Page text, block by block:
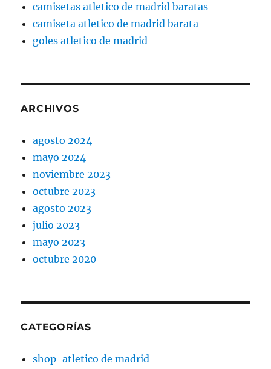
camisetas atletico de madrid baratas
camiseta atletico de madrid barata
goles atletico de madrid
ARCHIVOS
agosto 2024
mayo 2024
noviembre 2023
octubre 2023
agosto 2023
julio 2023
mayo 2023
octubre 2020
CATEGORÍAS
shop-atletico de madrid